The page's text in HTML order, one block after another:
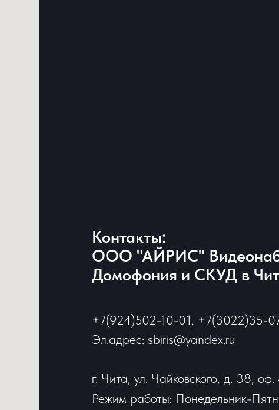
Контакты:
ООО "АЙРИС"
Домофония и СКУД в
+7(924)502-10-01, +7(3022)35-
Эл.адрес: sbiris@yandex.ru
г. Чита, ул. Чайковского, д. 38, оф.
Режим работы: Понедельник-